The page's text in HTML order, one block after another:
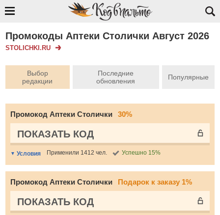
Промокоды Аптеки Столички Август 2026
STOLICHKI.RU
Выбор
редакции
Последние
обновления
Популярные
Промокод Аптеки Столички 30%
ПОКАЗАТЬ КОД
Условия Применили 1412 чел. Успешно 15%
Промокод Аптеки Столички Подарок к заказу 1%
ПОКАЗАТЬ КОД